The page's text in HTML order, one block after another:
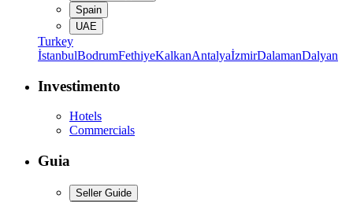
Spain
UAE
Turkey
İstanbulBodrumFethiyeKalkanAntalyaİzmirDalamanDalyan
Investimento
Hotels
Commercials
Guia
Seller Guide